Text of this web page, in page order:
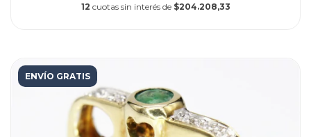
12 cuotas sin interés de $204.208,33
ENVÍO GRATIS